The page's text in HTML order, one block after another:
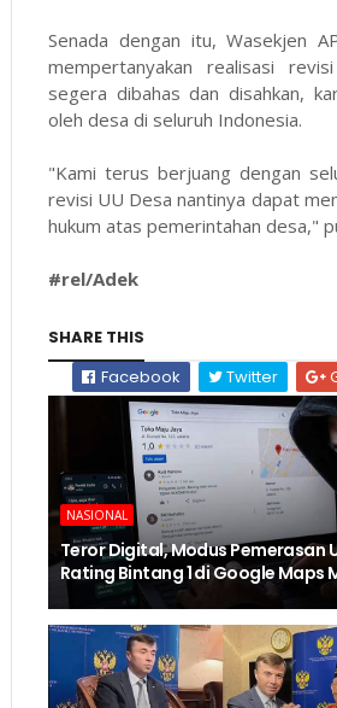
Senada dengan itu, Wasekjen
mempertanyakan realisasi
segera dibahas dan disahkan,
oleh desa di seluruh Indonesia.
"Kami terus berjuang dengan
revisi UU Desa nantinya dapat
hukum atas pemerintahan desa,"
#rel/Adek
SHARE THIS
Facebook
Twitter
NASIONAL
Teror Digital, Modus Pemerasan
Rating Bintang 1 di Google Maps